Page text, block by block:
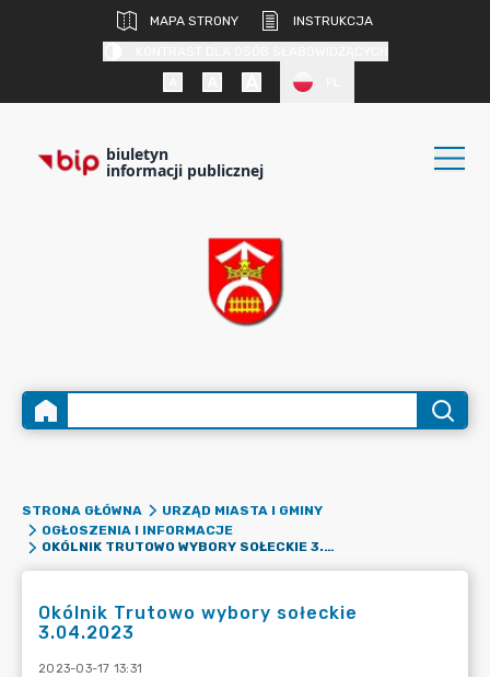
MAPA STRONY
INSTRUKCJA
biuletyn
informacji publicznej
STRONA GŁÓWNA
URZĄD MIASTA I GMINY
OGŁOSZENIA I INFORMACJE
OKÓLNIK TRUTOWO WYBORY SOŁECKIE 3.04.2023
Okólnik Trutowo wybory sołeckie
3.04.2023
2023-03-17 13:31